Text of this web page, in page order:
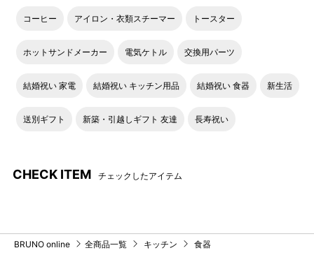
コーヒー アイロン・衣類スチーマー トースター
ホットサンドメーカー 電気ケトル 交換用パーツ
結婚祝い 家電 結婚祝い キッチン用品 結婚祝い 食器 新生活
送別ギフト 新築・引越しギフト 友達 長寿祝い
CHECK ITEM チェックしたアイテム
BRUNO online 全商品一覧 キッチン
食器